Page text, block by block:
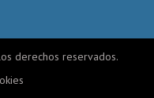
derechos reservados.